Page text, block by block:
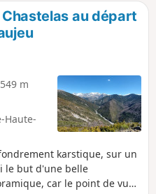
au départ
m
Haute-
karstique, sur un
le but d'une belle
car le point de vue